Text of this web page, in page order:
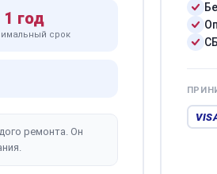
1 год
срок
ремонта. Он